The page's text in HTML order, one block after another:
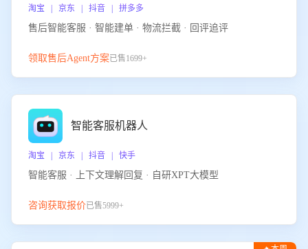
淘宝 | 京东 | 抖音 | 拼多多
售后智能客服 · 智能建单 · 物流拦截 · 回评追评
领取售后Agent方案已售1699+
智能客服机器人
淘宝 | 京东 | 抖音 | 快手
智能客服 · 上下文理解回复 · 自研XPT大模型
咨询获取报价已售5999+